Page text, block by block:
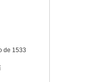
de 1533